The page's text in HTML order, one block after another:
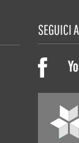
SEGUICI